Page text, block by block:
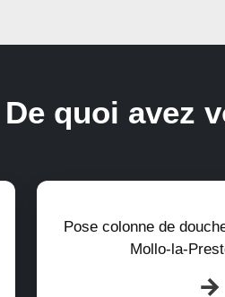
De quoi avez
Pose colonne de
Mollo-la-